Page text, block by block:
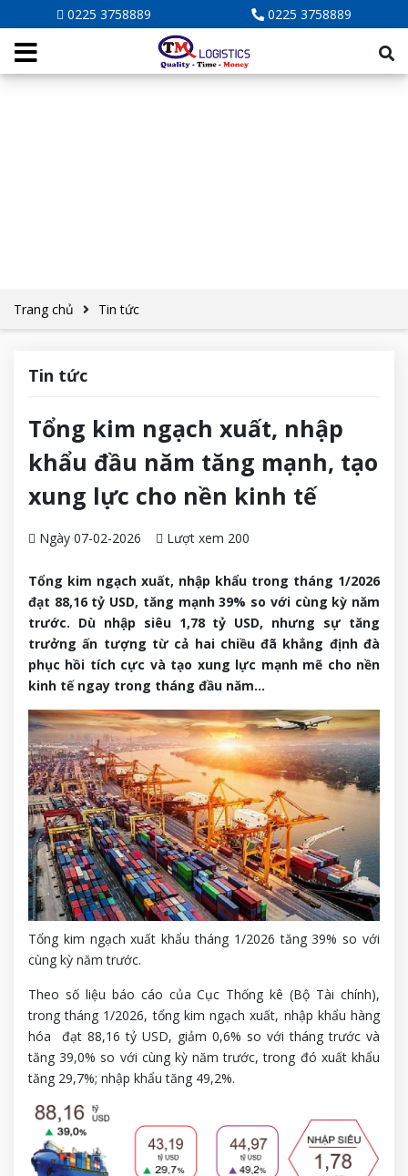
0225 3758889 0225 3758889
Trang chủ Tin tức
Tin tức
Tổng kim ngạch xuất, nhập
khẩu đầu năm tăng mạnh, tạo
xung lực cho nền kinh tế
Ngày 07-02-2026 Lượt xem 200
Tổng kim ngạch xuất, nhập khẩu trong tháng 1/2026
đạt 88,16 tỷ USD, tăng mạnh 39% so với cùng kỳ năm
trước. Dù nhập siêu 1,78 tỷ USD, nhưng sự tăng
trưởng ấn tượng từ cả hai chiều đã khẳng định đà
phục hồi tích cực và tạo xung lực mạnh mẽ cho nền
kinh tế ngay trong tháng đầu năm…
Tổng kim ngạch xuất khẩu tháng 1/2026 tăng 39% so với
cùng kỳ năm trước.
Theo số liệu báo cáo của Cục Thống kê (Bộ Tài chính),
trong tháng 1/2026, tổng kim ngạch xuất, nhập khẩu hàng
hóa đạt 88,16 tỷ USD, giảm 0,6% so với tháng trước và
tăng 39,0% so với cùng kỳ năm trước, trong đó xuất khẩu
tăng 29,7%; nhập khẩu tăng 49,2%.